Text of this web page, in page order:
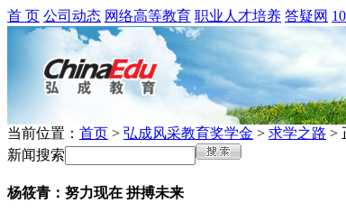
首 页 公司动态 网络高等教育 职业人才培养 答疑网
当前位置： 首页 > 弘成风采教育奖学金 > 求学之路 >
新闻搜索
杨筱青：努力现在 拼搏未来